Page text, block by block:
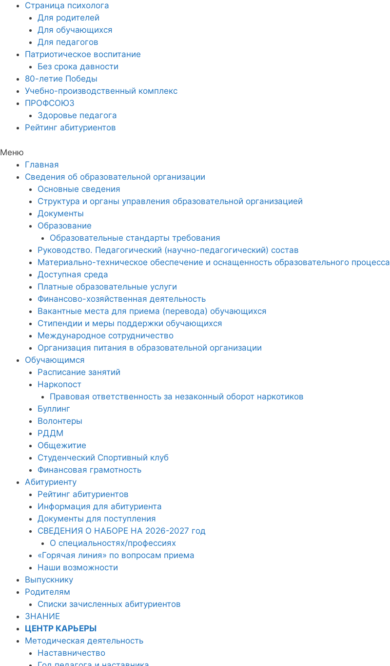
Страница психолога
Для родителей
Для обучающихся
Для педагогов
Патриотическое воспитание
Без срока давности
80-летие Победы
Учебно-производственный комплекс
ПРОФСОЮЗ
Здоровье педагога
Рейтинг абитуриентов
Меню
Главная
Сведения об образовательной организации
Основные сведения
Структура и органы управления образовательной организацией
Документы
Образование
Образовательные стандарты требования
Руководство. Педагогический (научно-педагогический) состав
Материально-техническое обеспечение и оснащенность образовательного процесса
Доступная среда
Платные образовательные услуги
Финансово-хозяйственная деятельность
Вакантные места для приема (перевода) обучающихся
Стипендии и меры поддержки обучающихся
Международное сотрудничество
Организация питания в образовательной организации
Обучающимся
Расписание занятий
Наркопост
Правовая ответственность за незаконный оборот наркотиков
Буллинг
Волонтеры
РДДМ
Общежитие
Студенческий Спортивный клуб
Финансовая грамотность
Абитуриенту
Рейтинг абитуриентов
Информация для абитуриента
Документы для поступления
СВЕДЕНИЯ О НАБОРЕ НА 2026-2027 год
О специальностях/профессиях
«Горячая линия» по вопросам приема
Наши возможности
Выпускнику
Родителям
Списки зачисленных абитуриентов
ЗНАНИЕ
ЦЕНТР КАРЬЕРЫ
Методическая деятельность
Наставничество